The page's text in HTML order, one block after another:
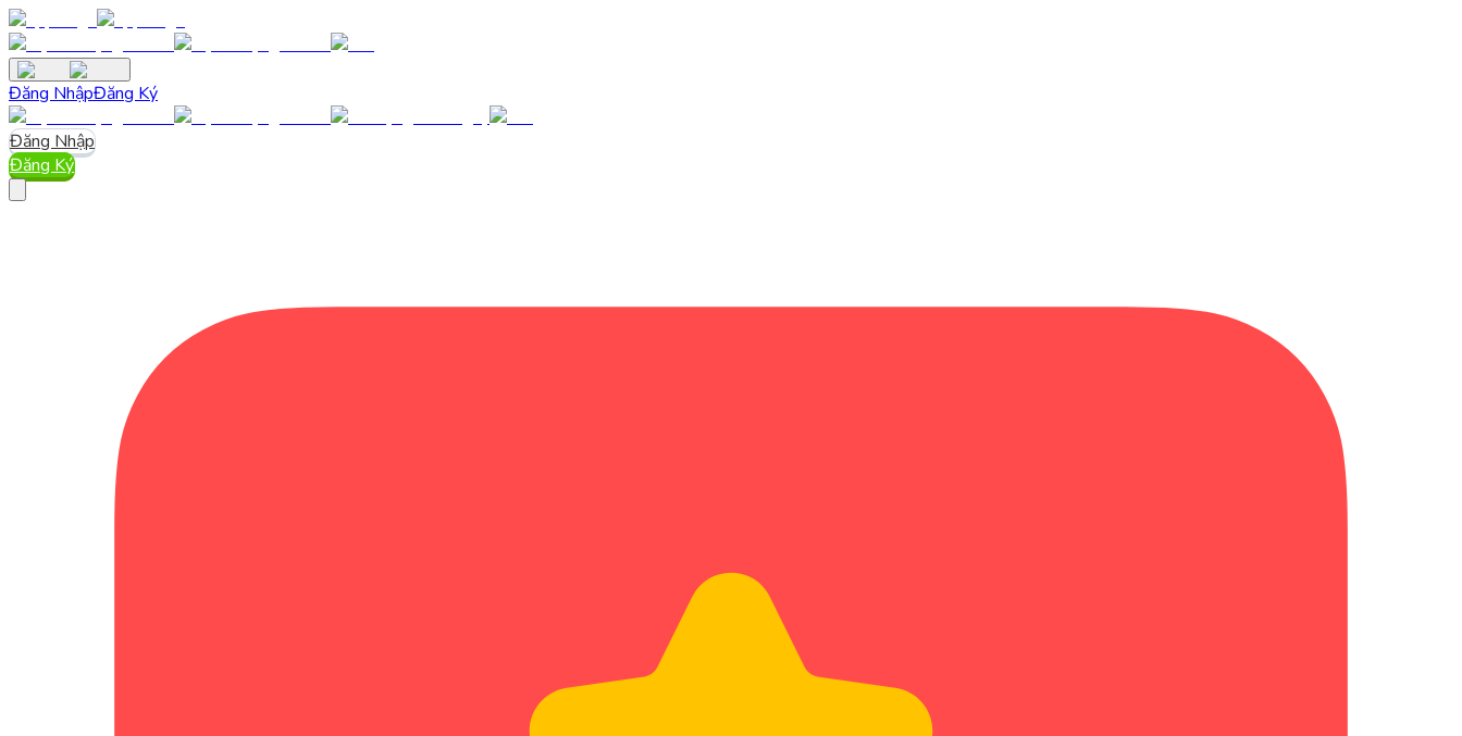
Đăng NhậpĐăng Ký
Đăng Nhập
Đăng Ký